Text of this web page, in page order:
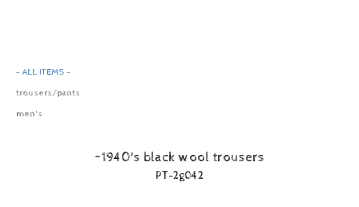
- ALL ITEMS -
trousers/pants
men's
~1940's black wool trousers
PT-2g042